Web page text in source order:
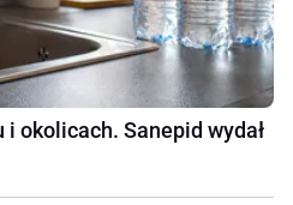
i okolicach. Sanepid wydał